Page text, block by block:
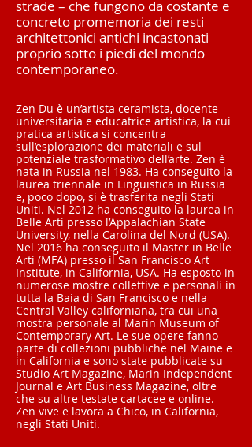
strade – che fungono da costante e
concreto promemoria dei resti
architettonici antichi incastonati
proprio sotto i piedi del mondo
contemporaneo.
Zen Du è un’artista ceramista, docente
universitaria e educatrice artistica, la cui
pratica artistica si concentra
sull’esplorazione dei materiali e sul
potenziale trasformativo dell’arte. Zen è
nata in Russia nel 1983. Ha conseguito la
laurea triennale in Linguistica in Russia
e, poco dopo, si è trasferita negli Stati
Uniti. Nel 2012 ha conseguito la laurea in
Belle Arti presso l’Appalachian State
University, nella Carolina del Nord (USA).
Nel 2016 ha conseguito il Master in Belle
Arti (MFA) presso il San Francisco Art
Institute, in California, USA. Ha esposto in
numerose mostre collettive e personali in
tutta la Baia di San Francisco e nella
Central Valley californiana, tra cui una
mostra personale al Marin Museum of
Contemporary Art. Le sue opere fanno
parte di collezioni pubbliche nel Maine e
in California e sono state pubblicate su
Studio Art Magazine, Marin Independent
Journal e Art Business Magazine, oltre
che su altre testate cartacee e online.
Zen vive e lavora a Chico, in California,
negli Stati Uniti.